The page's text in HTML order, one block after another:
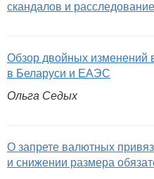
скандалов и
Обзор двойных изменений
в Беларуси и ЕАЭС
Ольга Седых
О запрете валютных
и снижении размера